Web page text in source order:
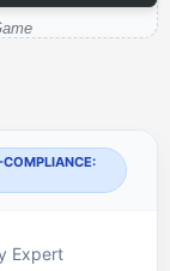
Expert